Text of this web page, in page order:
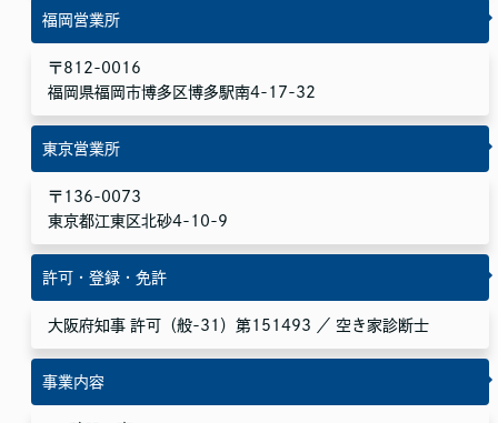
福岡営業所
〒812-0016
福岡県福岡市博多区博多駅南4-17-32
東京営業所
〒136-0073
東京都江東区北砂4-10-9
許可・登録・免許
大阪府知事 許可（般-31）第151493 ／ 空き家診断士
事業内容